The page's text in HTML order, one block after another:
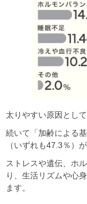
太りやすい原因とし
続いて「加齢による
（いずれも47.3％）
ストレスや遺伝、ホ
り、生活リズムや心
ます。